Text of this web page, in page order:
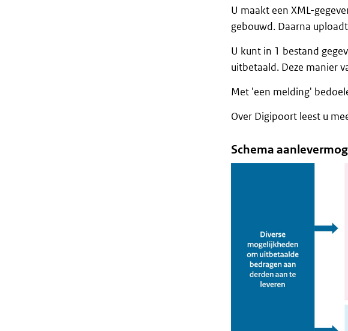
U maakt een XML-
gebouwd. Daarna
U kunt in 1 bestand
uitbetaald. Deze manier
Met 'een melding'
Over Digipoort leest u
Schema